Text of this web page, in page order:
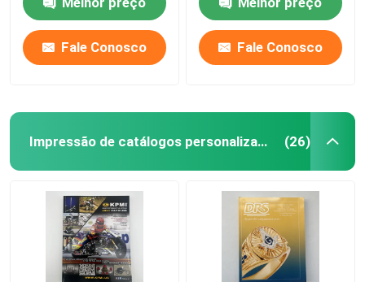
Fale Conosco Fale Conosco
Impressão de catálogos personalizados (26)